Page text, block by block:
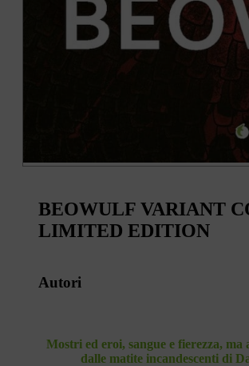
BEOWULF VARIANT
LIMITED EDITION
Autori
Mostri ed eroi, sangue e fierezza, ma
dalle matite incandescenti di